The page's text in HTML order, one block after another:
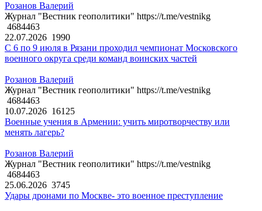
Розанов Валерий
Журнал "Вестник геополитики" https://t.me/vestnikg
4684463
22.07.2026 1990
С 6 по 9 июля в Рязани проходил чемпионат Московского
военного округа среди команд воинских частей
Розанов Валерий
Журнал "Вестник геополитики" https://t.me/vestnikg
4684463
10.07.2026 16125
Военные учения в Армении: учить миротворчеству или
менять лагерь?
Розанов Валерий
Журнал "Вестник геополитики" https://t.me/vestnikg
4684463
25.06.2026 3745
Удары дронами по Москве- это военное преступление